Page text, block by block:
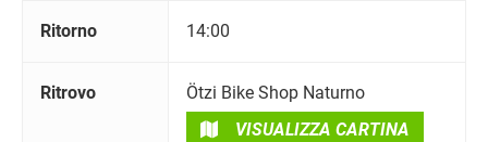
Ritorno 14:00
Ritrovo
Ötzi Bike Shop Naturno
VISUALIZZA CARTINA